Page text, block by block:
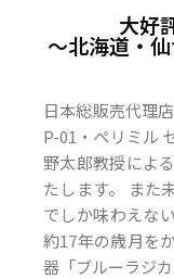
大好
〜北海道・
日本総販売代理
P-01・ペリミル
野太郎教授によ
たします。 また
でしか味わえな
約17年の歳月を
器「ブルーラジ